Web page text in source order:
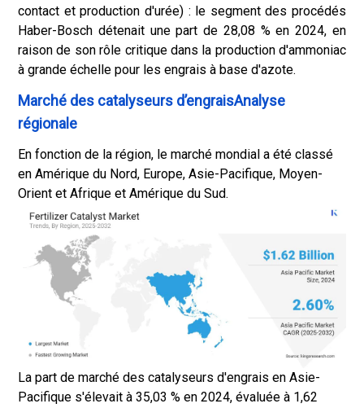
contact et production d'urée) : le segment des procédés
Haber-Bosch détenait une part de 28,08 % en 2024, en
raison de son rôle critique dans la production d'ammoniac
à grande échelle pour les engrais à base d'azote.
Marché des catalyseurs d’engraisAnalyse
régionale
En fonction de la région, le marché mondial a été classé
en Amérique du Nord, Europe, Asie-Pacifique, Moyen-
Orient et Afrique et Amérique du Sud.
La part de marché des catalyseurs d'engrais en Asie-
Pacifique s'élevait à 35,03 % en 2024, évaluée à 1,62